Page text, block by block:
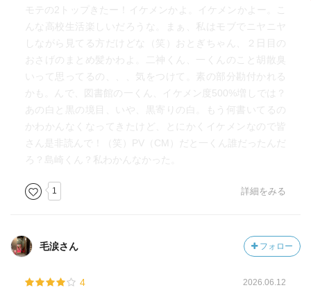
モテの2トップきたー！イケメンかよ。イケメンかよー。こ
んな高校生活楽しいだろうな。まぁ、私はモブでニヤニヤ
しながら見てる方だけどな（笑）おとぎちゃん、２日目の
おさげのまとめ髪かわよ。二神くん、一くんのこと胡散臭
いって思ってるの、、、気をつけて。素の部分勘付かれる
かも。んで、図書館の一くん、イケメン度500%増しでは？
あの白と黒の境目、いや、黒寄りの白。もう何書いてるの
かわかんなくなってきたけど、とにかくイケメンなので皆
さん是非読んで！（笑）PV（CM）だと一くん誰だったんだ
ろ？島崎くん？私わかんなかった。
1 詳細をみる
毛涙さん フォロー
4 2026.06.12